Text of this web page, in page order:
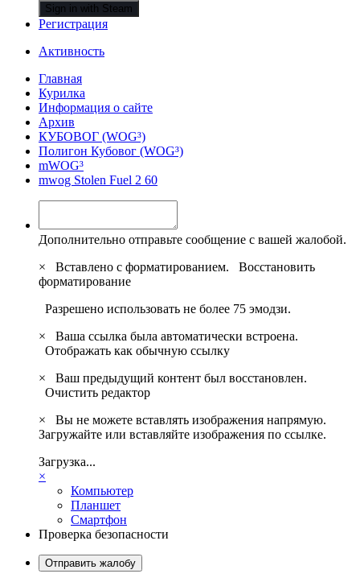
Sign in with Steam
Регистрация
Активность
Главная
Курилка
Информация о сайте
Архив
КУБОВОГ (WOG³)
Полигон Кубовог (WOG³)
mWOG³
mwog Stolen Fuel 2 60
Дополнительно отправьте сообщение с вашей жалобой.
×
Вставлено с форматированием. Восстановить
форматирование
Разрешено использовать не более 75 эмодзи.
×
Ваша ссылка была автоматически встроена.
Отображать как обычную ссылку
×
Ваш предыдущий контент был восстановлен.
Очистить редактор
×
Вы не можете вставлять изображения напрямую.
Загружайте или вставляйте изображения по ссылке.
Загрузка...
×
Компьютер
Планшет
Смартфон
Проверка безопасности
Отправить жалобу